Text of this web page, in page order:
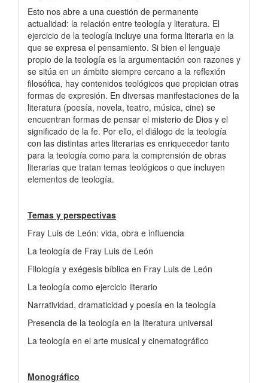
Esto nos abre a una cuestión de permanente
actualidad: la relación entre teología y literatura. El
ejercicio de la teología incluye una forma literaria en la
que se expresa el pensamiento. Si bien el lenguaje
propio de la teología es la argumentación con razones y
se sitúa en un ámbito siempre cercano a la reflexión
filosófica, hay contenidos teológicos que propician otras
formas de expresión. En diversas manifestaciones de la
literatura (poesía, novela, teatro, música, cine) se
encuentran formas de pensar el misterio de Dios y el
significado de la fe. Por ello, el diálogo de la teología
con las distintas artes literarias es enriquecedor tanto
para la teología como para la comprensión de obras
literarias que tratan temas teológicos o que incluyen
elementos de teología.
Temas y perspectivas
Fray Luis de León: vida, obra e influencia
La teología de Fray Luis de León
Filología y exégesis bíblica en Fray Luis de León
La teología como ejercicio literario
Narratividad, dramaticidad y poesía en la teología
Presencia de la teología en la literatura universal
La teología en el arte musical y cinematográfico
Monográfico